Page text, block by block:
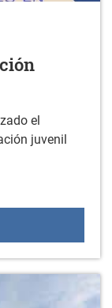
el
juvenil
programa de